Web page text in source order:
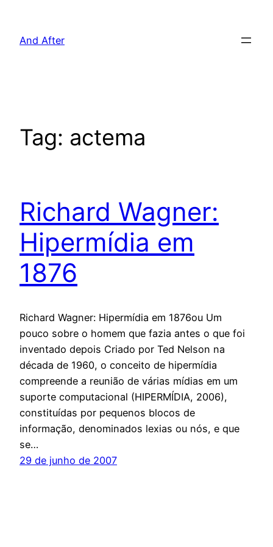
And After
Tag: actema
Richard Wagner:
Hipermídia em
1876
Richard Wagner: Hipermídia em 1876ou Um
pouco sobre o homem que fazia antes o que foi
inventado depois Criado por Ted Nelson na
década de 1960, o conceito de hipermídia
compreende a reunião de várias mídias em um
suporte computacional (HIPERMÍDIA, 2006),
constituídas por pequenos blocos de
informação, denominados lexias ou nós, e que
se…
29 de junho de 2007